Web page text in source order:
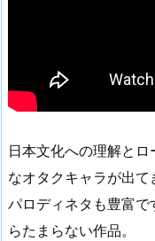
日本文化への理解と
なオタクキャラが出
パロディネタも豊富
らたまらない作品。